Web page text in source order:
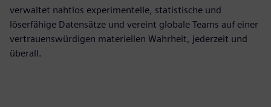
verwaltet nahtlos experimentelle, statistische und
löserfähige Datensätze und vereint globale Teams auf einer
vertrauenswürdigen materiellen Wahrheit, jederzeit und
überall.